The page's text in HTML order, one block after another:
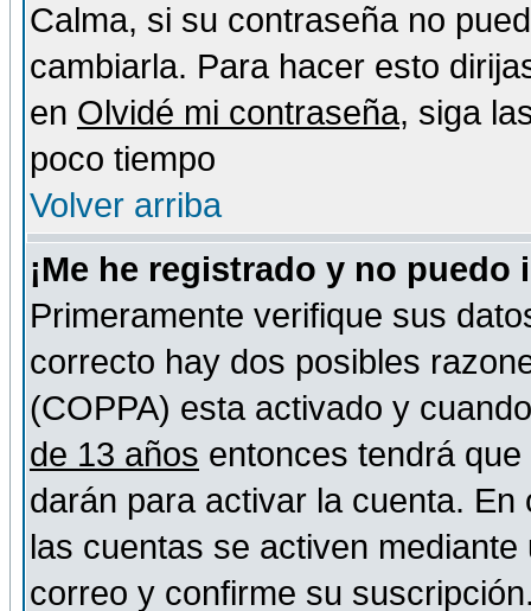
Calma, si su contraseña no
cambiarla. Para hacer esto
en Olvidé mi contraseña, siga
poco tiempo
Volver arriba
¡Me he registrado y no puedo
Primeramente verifique sus
correcto hay dos posibles
(COPPA) esta activado y
de 13 años entonces tendrá
darán para activar la cuenta.
las cuentas se activen
correo y confirme su